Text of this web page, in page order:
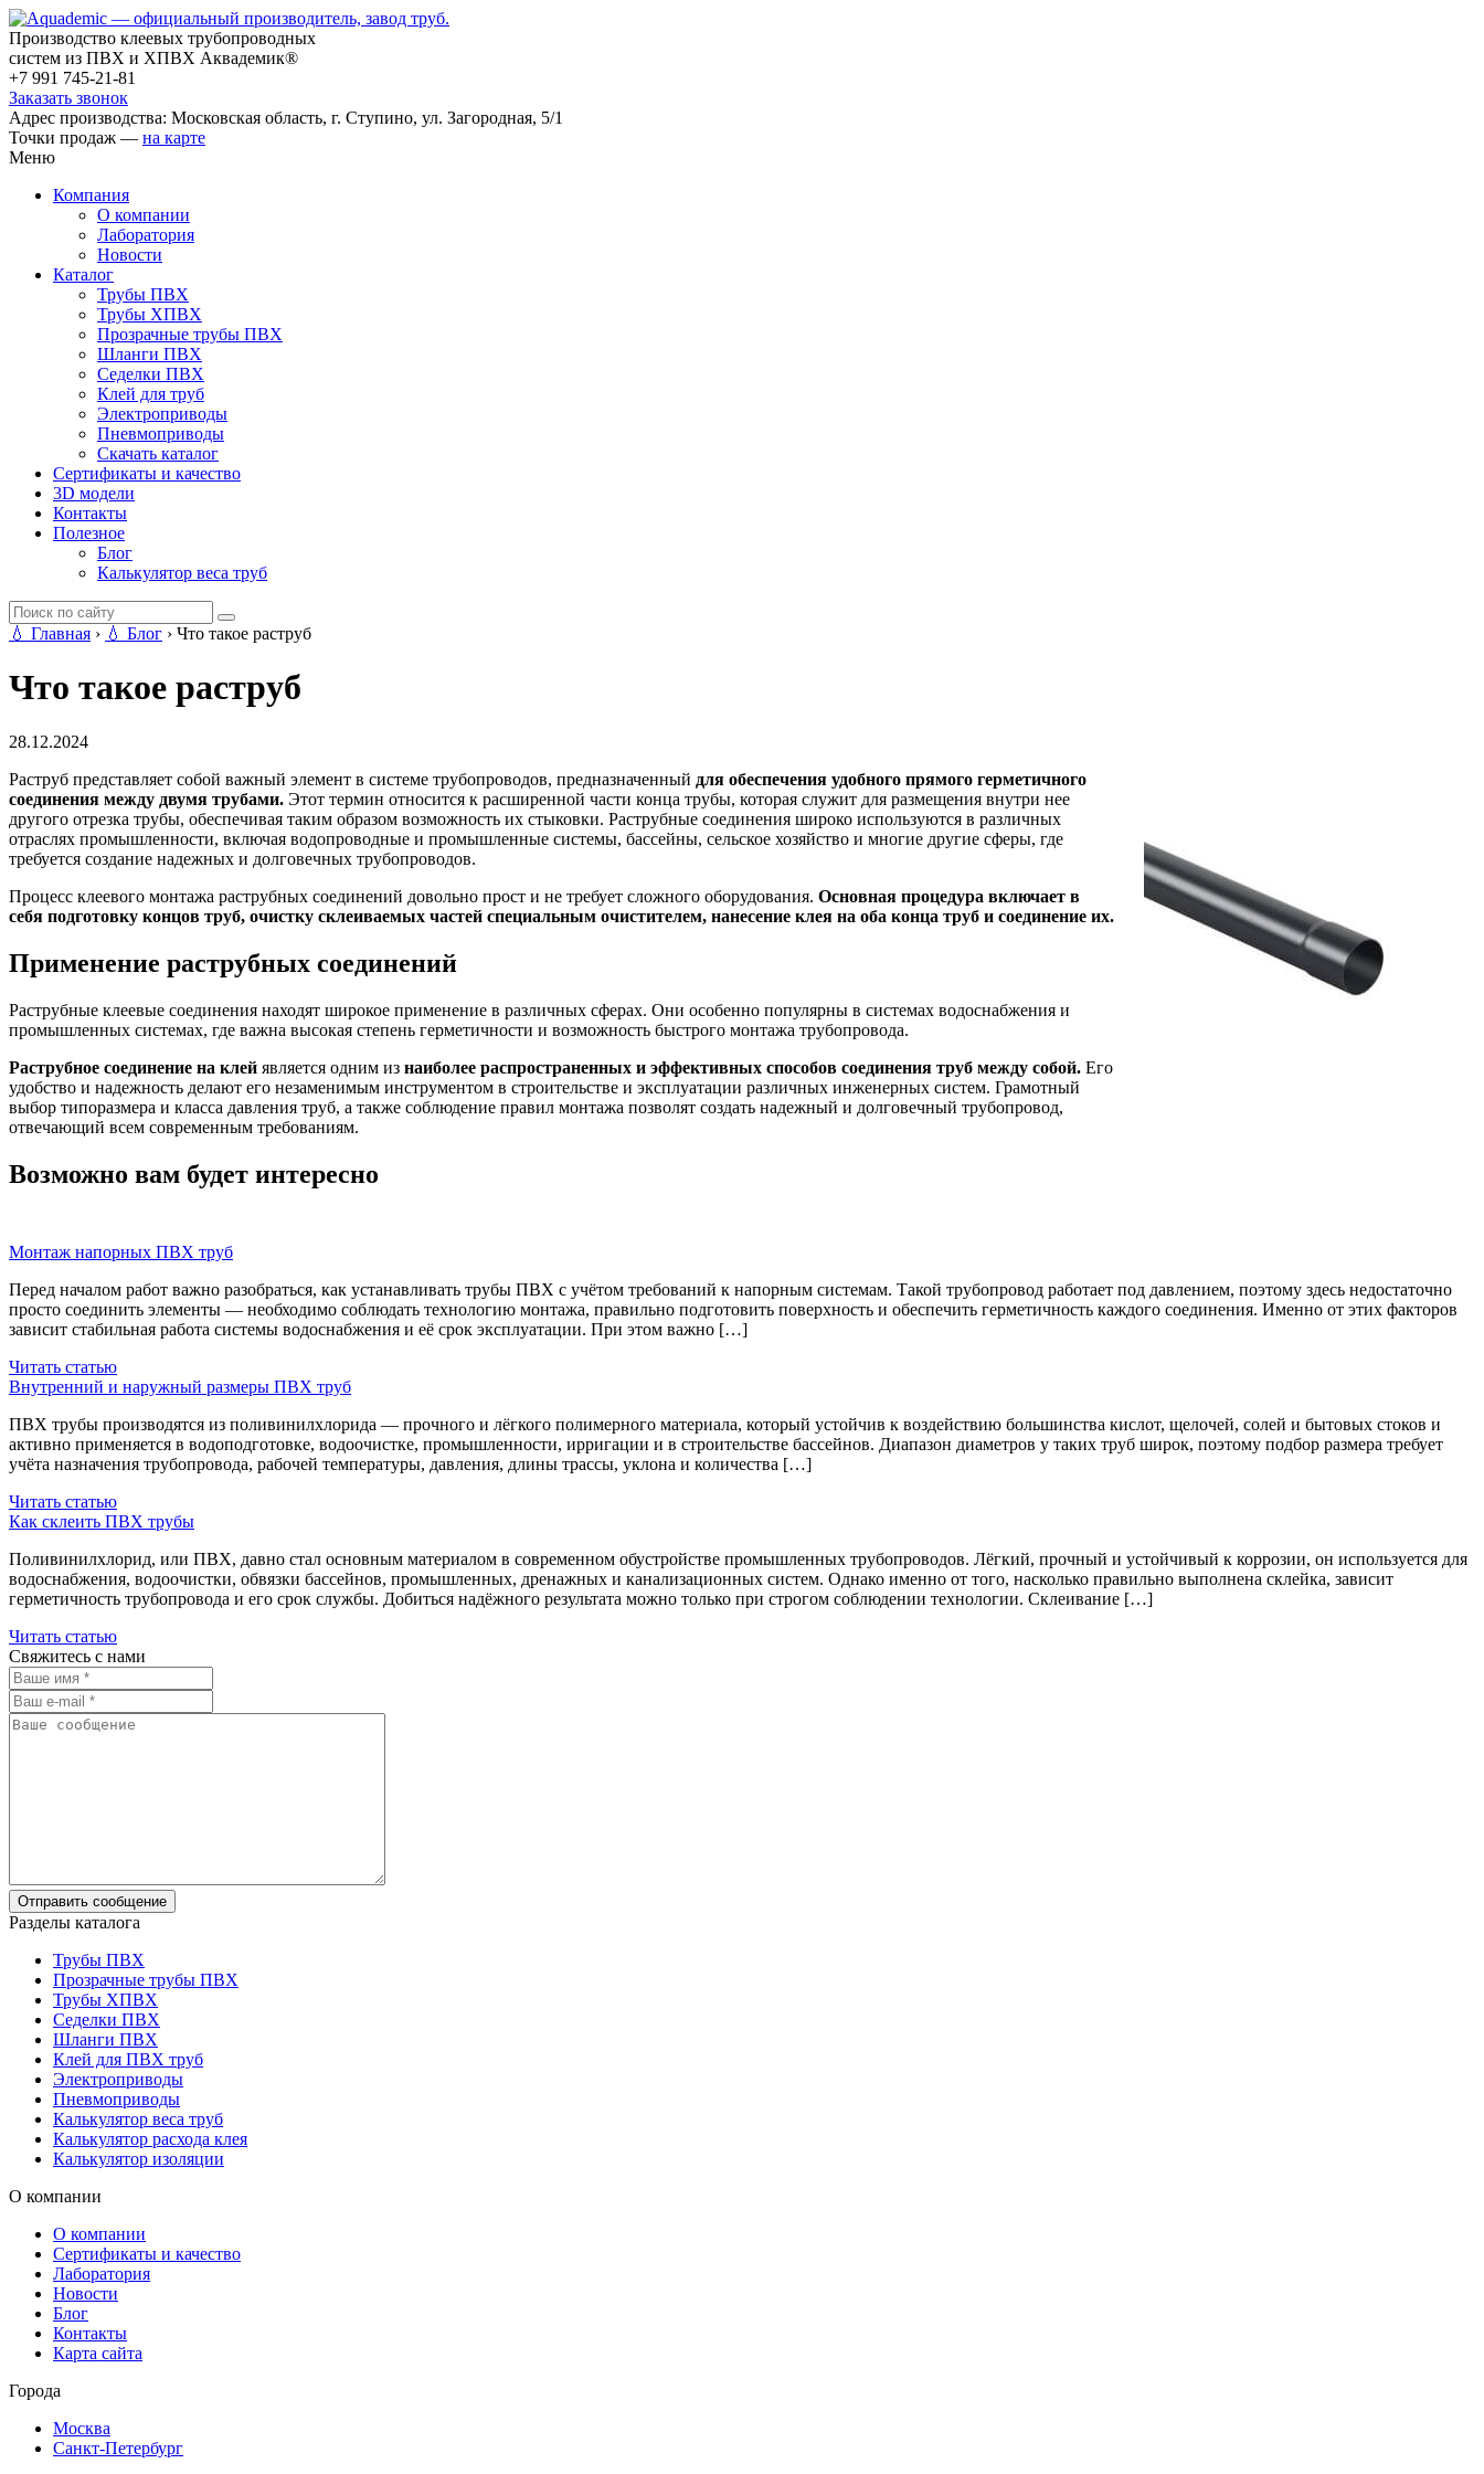
Производство клеевых трубопроводных
систем из ПВХ и ХПВХ Аквадемик®
+7 991 745-21-81
Заказать звонок
Адрес производства: Московская область, г. Ступино, ул. Загородная, 5/1
Точки продаж — на карте
Меню
Компания
О компании
Лаборатория
Новости
Каталог
Трубы ПВХ
Трубы ХПВХ
Прозрачные трубы ПВХ
Шланги ПВХ
Седелки ПВХ
Клей для труб
Электроприводы
Пневмоприводы
Скачать каталог
Сертификаты и качество
3D модели
Контакты
Полезное
Блог
Калькулятор веса труб
💧 Главная › 💧 Блог › Что такое раструб
Что такое раструб
28.12.2024
Раструб представляет собой важный элемент в системе трубопроводов, предназначенный для обеспечения удобного прямого герметичного
соединения между двумя трубами. Этот термин относится к расширенной части конца трубы, которая служит для размещения внутри нее
другого отрезка трубы, обеспечивая таким образом возможность их стыковки. Раструбные соединения широко используются в различных
отраслях промышленности, включая водопроводные и промышленные системы, бассейны, сельское хозяйство и многие другие сферы, где
требуется создание надежных и долговечных трубопроводов.
Процесс клеевого монтажа раструбных соединений довольно прост и не требует сложного оборудования. Основная процедура включает в
себя подготовку концов труб, очистку склеиваемых частей специальным очистителем, нанесение клея на оба конца труб и соединение их.
Применение раструбных соединений
Раструбные клеевые соединения находят широкое применение в различных сферах. Они особенно популярны в системах водоснабжения и
промышленных системах, где важна высокая степень герметичности и возможность быстрого монтажа трубопровода.
Раструбное соединение на клей является одним из наиболее распространенных и эффективных способов соединения труб между собой. Его
удобство и надежность делают его незаменимым инструментом в строительстве и эксплуатации различных инженерных систем. Грамотный
выбор типоразмера и класса давления труб, а также соблюдение правил монтажа позволят создать надежный и долговечный трубопровод,
отвечающий всем современным требованиям.
Возможно вам будет интересно
Монтаж напорных ПВХ труб
Перед началом работ важно разобраться, как устанавливать трубы ПВХ с учётом требований к напорным системам. Такой трубопровод работает под давлением, поэтому здесь недостаточно
просто соединить элементы — необходимо соблюдать технологию монтажа, правильно подготовить поверхность и обеспечить герметичность каждого соединения. Именно от этих факторов
зависит стабильная работа системы водоснабжения и её срок эксплуатации. При этом важно […]
Читать статью
Внутренний и наружный размеры ПВХ труб
ПВХ трубы производятся из поливинилхлорида — прочного и лёгкого полимерного материала, который устойчив к воздействию большинства кислот, щелочей, солей и бытовых стоков и
активно применяется в водоподготовке, водоочистке, промышленности, ирригации и в строительстве бассейнов. Диапазон диаметров у таких труб широк, поэтому подбор размера требует
учёта назначения трубопровода, рабочей температуры, давления, длины трассы, уклона и количества […]
Читать статью
Как склеить ПВХ трубы
Поливинилхлорид, или ПВХ, давно стал основным материалом в современном обустройстве промышленных трубопроводов. Лёгкий, прочный и устойчивый к коррозии, он используется для
водоснабжения, водоочистки, обвязки бассейнов, промышленных, дренажных и канализационных систем. Однако именно от того, насколько правильно выполнена склейка, зависит
герметичность трубопровода и его срок службы. Добиться надёжного результата можно только при строгом соблюдении технологии. Склеивание […]
Читать статью
Свяжитесь с нами
Разделы каталога
Трубы ПВХ
Прозрачные трубы ПВХ
Трубы ХПВХ
Седелки ПВХ
Шланги ПВХ
Клей для ПВХ труб
Электроприводы
Пневмоприводы
Калькулятор веса труб
Калькулятор расхода клея
Калькулятор изоляции
О компании
О компании
Сертификаты и качество
Лаборатория
Новости
Блог
Контакты
Карта сайта
Города
Москва
Санкт-Петербург